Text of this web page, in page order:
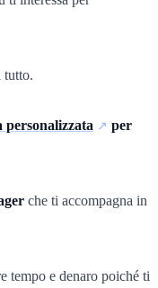
tutto.
personalizzata
per
che ti accompagna in
tempo e denaro poiché ti